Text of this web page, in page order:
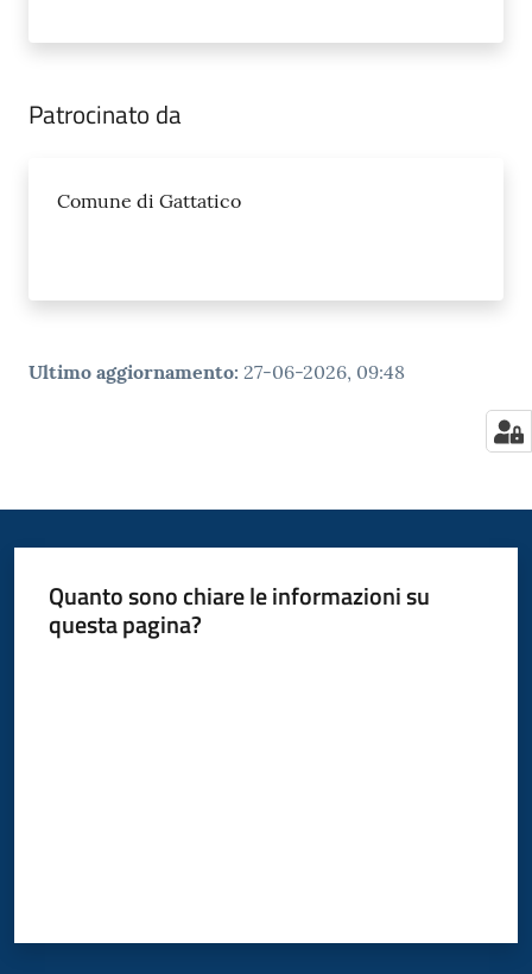
Patrocinato da
Comune di Gattatico
Ultimo aggiornamento: 27-06-2026, 09:48
Quanto sono chiare le informazioni su
questa pagina?